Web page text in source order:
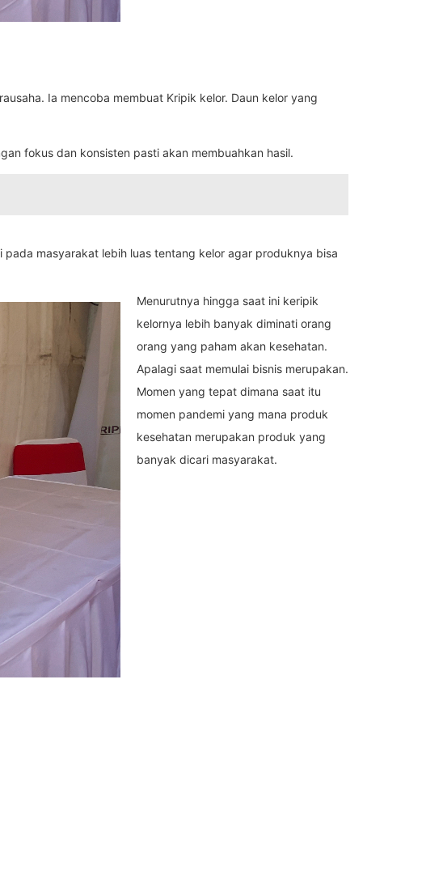
Ia mencoba membuat Kripik kelor. Daun kelor yang
fokus dan konsisten pasti akan membuahkan hasil.
masyarakat lebih luas tentang kelor agar produknya bisa
Menurutnya hingga saat ini keripik
kelornya lebih banyak diminati orang
orang yang paham akan kesehatan.
Apalagi saat memulai bisnis merupakan.
Momen yang tepat dimana saat itu
momen pandemi yang mana produk
kesehatan merupakan produk yang
banyak dicari masyarakat.